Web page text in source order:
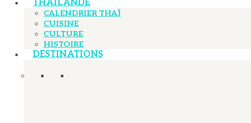
THAÏLANDE
CALENDRIER THAÏ
CUISINE
CULTURE
HISTOIRE
DESTINATIONS